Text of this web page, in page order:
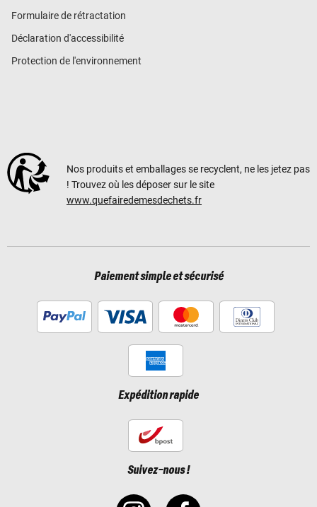
Formulaire de rétractation
Déclaration d'accessibilité
Protection de l'environnement
Nos produits et emballages se recyclent, ne les jetez pas
! Trouvez où les déposer sur le site
www.quefairedemesdechets.fr
Paiement simple et sécurisé
Expédition rapide
Suivez-nous !